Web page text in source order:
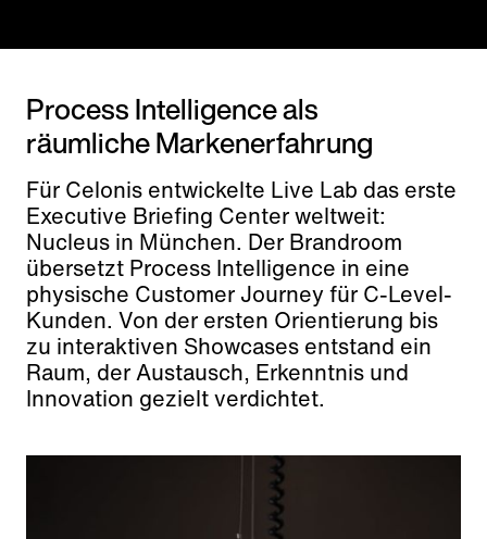
Process Intelligence als
räumliche Markenerfahrung
Für Celonis entwickelte Live Lab das erste
Executive Briefing Center weltweit:
Nucleus in München. Der Brandroom
übersetzt Process Intelligence in eine
physische Customer Journey für C-Level-
Kunden. Von der ersten Orientierung bis
zu interaktiven Showcases entstand ein
Raum, der Austausch, Erkenntnis und
Innovation gezielt verdichtet.